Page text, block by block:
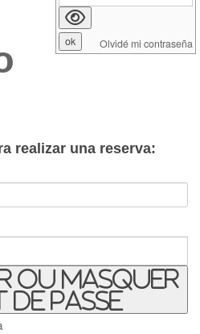
realizar una reserva:
ou masquer
de passe
Olvidé mi contraseña